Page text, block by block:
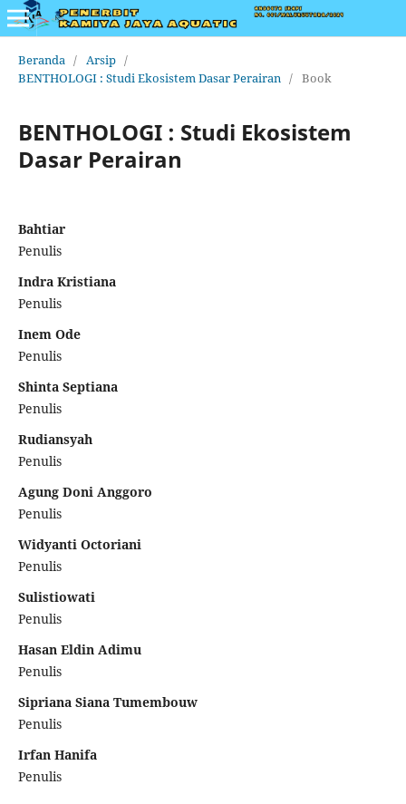
Beranda / Arsip /
BENTHOLOGI : Studi Ekosistem Dasar Perairan / Book
BENTHOLOGI : Studi Ekosistem
Dasar Perairan
Bahtiar
Penulis
Indra Kristiana
Penulis
Inem Ode
Penulis
Shinta Septiana
Penulis
Rudiansyah
Penulis
Agung Doni Anggoro
Penulis
Widyanti Octoriani
Penulis
Sulistiowati
Penulis
Hasan Eldin Adimu
Penulis
Sipriana Siana Tumembouw
Penulis
Irfan Hanifa
Penulis